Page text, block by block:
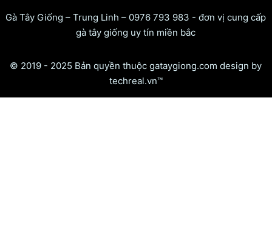
Gà Tây Giống – Trung Linh – 0976 793 983 - đơn vị cung cấp
gà tây giống uy tín miền bắc
© 2019 - 2025 Bản quyền thuộc gataygiong.com design by
techreal.vn™